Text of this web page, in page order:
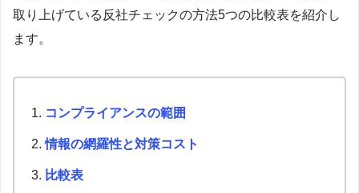
取り上げている反社チェックの方法5つの比較表を紹介し
ます。
コンプライアンスの範囲
情報の網羅性と対策コスト
比較表